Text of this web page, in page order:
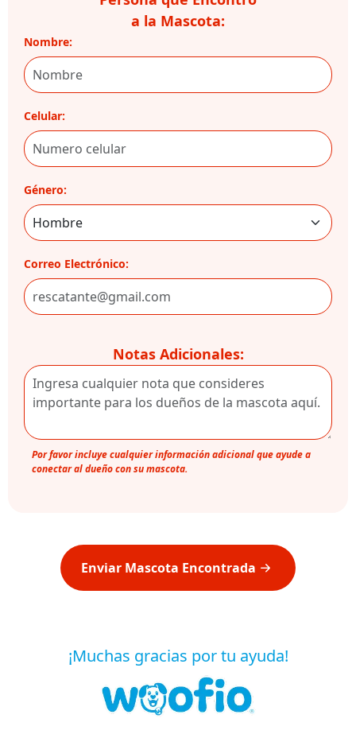
a la Mascota:
Nombre:
Celular:
Género:
Correo Electrónico:
Notas Adicionales:
Por favor incluye cualquier información adicional que ayude a
conectar al dueño con su mascota.
Enviar Mascota Encontrada
¡Muchas gracias por tu ayuda!